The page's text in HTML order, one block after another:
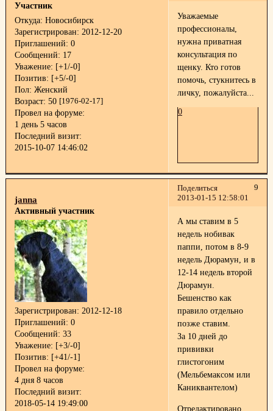
Участник
Откуда: Новосибирск
Зарегистрирован: 2012-12-20
Приглашений: 0
Сообщений: 17
Уважение: [+1/-0]
Позитив: [+5/-0]
Пол: Женский
Возраст: 50 [1976-02-17]
Провел на форуме:
1 день 5 часов
Последний визит:
2015-10-07 14:46:02
Уважаемые
профессионалы,
нужна приватная
консультация по
щенку. Кто готов
помочь, стукнитесь в
личку, пожалуйста...
0
Поделиться
9
2013-01-15 12:58:01
janna
Активный участник
Зарегистрирован: 2012-12-18
Приглашений: 0
Сообщений: 33
Уважение: [+3/-0]
Позитив: [+41/-1]
Провел на форуме:
4 дня 8 часов
Последний визит:
2018-05-14 19:49:00
А мы ставим в 5
недель нобивак
паппи, потом в 8-9
недель Дюрамун, и в
12-14 недель второй
Дюрамун.
Бешенство как
правило отдельно
позже ставим.
За 10 дней до
прививки
глистогоним
(Мельбемаксом или
Каниквантелом)
Отредактировано